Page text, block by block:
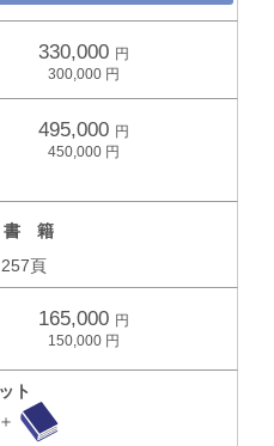
330,000
300,000
495,000
450,000
書 籍
頁
165,000
150,000
ト
＋